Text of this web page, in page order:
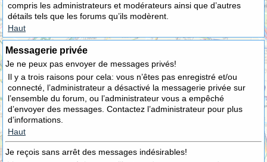
compris les administrateurs et modérateurs ainsi que d’autres
détails tels que les forums qu’ils modèrent.
Haut
Messagerie privée
Je ne peux pas envoyer de messages privés!
Il y a trois raisons pour cela: vous n’êtes pas enregistré et/ou
connecté, l’administrateur a désactivé la messagerie privée sur
l’ensemble du forum, ou l’administrateur vous a empêché
d’envoyer des messages. Contactez l’administrateur pour plus
d’informations.
Haut
Je reçois sans arrêt des messages indésirables!